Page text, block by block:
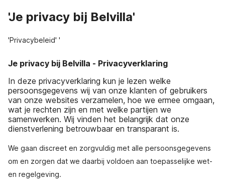
'Je privacy bij Belvilla'
'Privacybeleid' '
Je privacy bij Belvilla - Privacyverklaring
In deze privacyverklaring kun je lezen welke
persoonsgegevens wij van onze klanten of gebruikers
van onze websites verzamelen, hoe we ermee omgaan,
wat je rechten zijn en met welke partijen we
samenwerken. Wij vinden het belangrijk dat onze
dienstverlening betrouwbaar en transparant is.
We gaan discreet en zorgvuldig met alle persoonsgegevens
om en zorgen dat we daarbij voldoen aan toepasselijke wet-
en regelgeving.